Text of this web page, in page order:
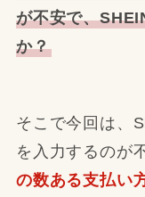
が不安で、
か？
そこで今回は、
を入力するのが
の数ある支払い